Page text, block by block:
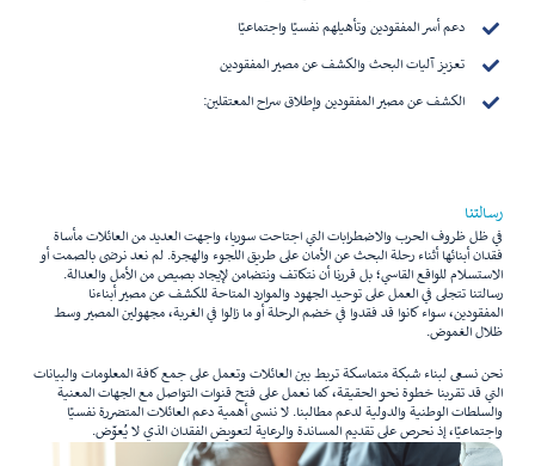
دعم أسر المفقودين وتأهيلهم نفسيًا واجتماعيًا
تعزيز آليات البحث والكشف عن مصير المفقودين
الكشف عن مصير المفقودين وإطلاق سراح المعتقلين:
رسالتنا
في ظل ظروف الحرب والاضطرابات التي اجتاحت سوريا، واجهت العديد من العائلات مأساة
فقدان أبنائها أثناء رحلة البحث عن الأمان على طريق اللجوء والهجرة. لم نعد نرضى بالصمت أو
الاستسلام للواقع القاسي؛ بل قررنا أن نتكاتف ونتضامن لإيجاد بصيص من الأمل والعدالة.
رسالتنا تتجلى في العمل على توحيد الجهود والموارد المتاحة للكشف عن مصير أبناءنا
المفقودين، سواء كانوا قد فقدوا في خضم الرحلة أو ما زالوا في الغربة، مجهولين المصير وسط
ظلال الغموض.
نحن نسعى لبناء شبكة متماسكة تربط بين العائلات وتعمل على جمع كافة المعلومات والبيانات
التي قد تقربنا خطوة نحو الحقيقة، كما نعمل على فتح قنوات التواصل مع الجهات المعنية
والسلطات الوطنية والدولية لدعم مطالبنا. لا ننسى أهمية دعم العائلات المتضررة نفسيًا
واجتماعيًا، إذ نحرص على تقديم المساندة والرعاية لتعويض الفقدان الذي لا يُعوّض.